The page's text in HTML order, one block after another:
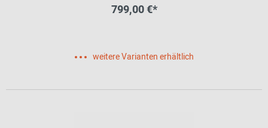
799,00 €*
weitere Varianten erhältlich